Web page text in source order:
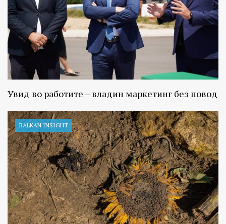
Увид во работите – владин маркетинг без повод
BALKAN INSIGHT